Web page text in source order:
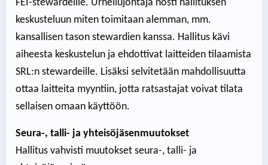
FEI-stewardeille. Urheilujohtaja nosti hallituksen
keskusteluun miten toimitaan alemman, mm.
kansallisen tason stewardien kanssa. Hallitus kävi
aiheesta keskustelun ja ehdottivat laitteiden tilaamista
SRL:n stewardeille. Lisäksi selvitetään mahdollisuutta
ottaa laitteita myyntiin, jotta ratsastajat voivat tilata
sellaisen omaan käyttöön.
Seura-, talli- ja yhteisöjäsenmuutokset
Hallitus vahvisti muutokset seura-, talli- ja